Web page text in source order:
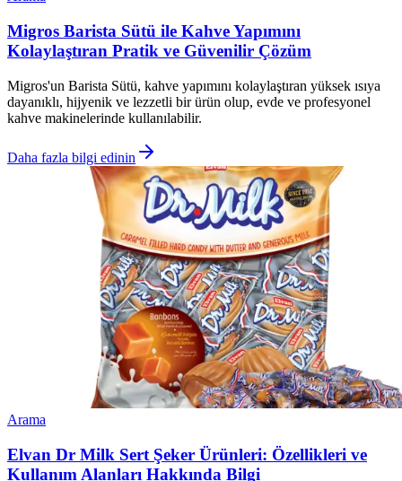
Migros Barista Sütü ile Kahve Yapımını
Kolaylaştıran Pratik ve Güvenilir Çözüm
Migros'un Barista Sütü, kahve yapımını kolaylaştıran yüksek ısıya
dayanıklı, hijyenik ve lezzetli bir ürün olup, evde ve profesyonel
kahve makinelerinde kullanılabilir.
Daha fazla bilgi edinin
Arama
Elvan Dr Milk Sert Şeker Ürünleri: Özellikleri ve
Kullanım Alanları Hakkında Bilgi